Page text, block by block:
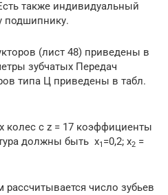
также индивидуальный
подшипнику.
(лист 48) приведены в
зубчатых Передач
типа Ц приведены в табл.
колес с z = 17 коэффициенты
должны быть x1 =0,2; х2 =
число зубьев